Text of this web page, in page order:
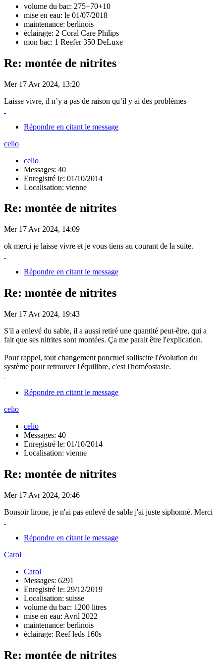
volume du bac: 275+70+10
mise en eau: le 01/07/2018
maintenance: berlinois
éclairage: 2 Coral Care Philips
mon bac: 1 Reefer 350 DeLuxe
Re: montée de nitrites
Mer 17 Avr 2024, 13:20
Laisse vivre, il n’y a pas de raison qu’il y ai des problèmes
Répondre en citant le message
celio
celio
Messages: 40
Enregistré le: 01/10/2014
Localisation: vienne
Re: montée de nitrites
Mer 17 Avr 2024, 14:09
ok merci je laisse vivre et je vous tiens au courant de la suite.
Répondre en citant le message
Re: montée de nitrites
Mer 17 Avr 2024, 19:43
S'il a enlevé du sable, il a aussi retiré une quantité peut-être, qui a
fait que ses nitrites sont montées. Ça me parait être l'explication.
Pour rappel, tout changement ponctuel solliscite l'évolution du
système pour retrouver l'équilibre, c'est l'homéostasie.
Répondre en citant le message
celio
celio
Messages: 40
Enregistré le: 01/10/2014
Localisation: vienne
Re: montée de nitrites
Mer 17 Avr 2024, 20:46
Bonsoir lirone, je n'ai pas enlevé de sable j'ai juste siphonné. Merci
Répondre en citant le message
Carol
Carol
Messages: 6291
Enregistré le: 29/12/2019
Localisation: suisse
volume du bac: 1200 litres
mise en eau: Avril 2022
maintenance: berlinois
éclairage: Reef leds 160s
Re: montée de nitrites